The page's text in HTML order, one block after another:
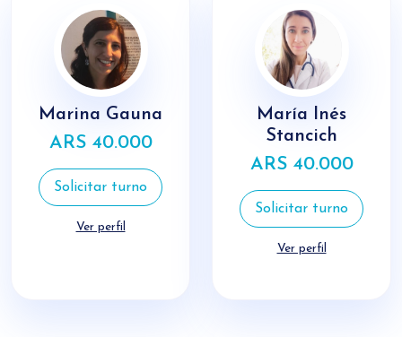
Marina Gauna
ARS 40.000
Solicitar turno
Ver perfil
María Inés
Stancich
ARS 40.000
Solicitar turno
Ver perfil